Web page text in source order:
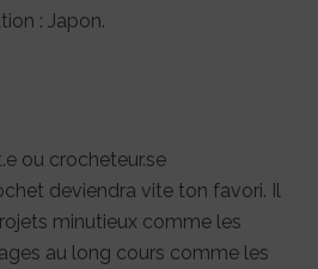
: Japon.
ou crocheteur.se
deviendra vite ton favori. Il
minutieux comme les
au long cours comme les